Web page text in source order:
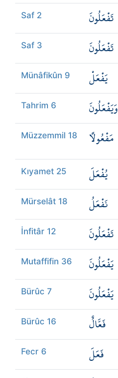
Saf 2 تَفْعَلُونَ
Saf 3 تَفْعَلُونَ
Münâfikûn 9 يَفْعَلْ
Tahrim 6 وَيَفْعَلُونَ
Müzzemmil 18 مَفْعُولًا
Kıyamet 25 يُفْعَلَ
Mürselât 18 نَفْعَلُ
İnfitâr 12 تَفْعَلُونَ
Mutaffifin 36 يَفْعَلُونَ
Bürûc 7 يَفْعَلُونَ
Bürûc 16 فَعَّالٌ
Fecr 6 فَعَلَ